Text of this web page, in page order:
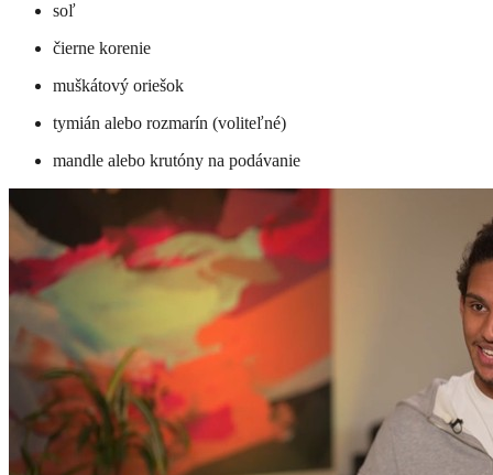
soľ
čierne korenie
muškátový oriešok
tymián alebo rozmarín (voliteľné)
mandle alebo krutóny na podávanie